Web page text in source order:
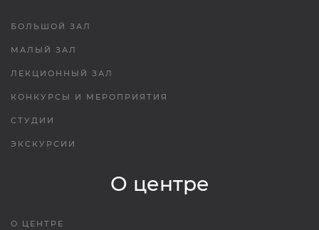
БОЛЬШОЙ ЗАЛ
МАЛЫЙ ЗАЛ
ЛЕКЦИОННЫЙ ЗАЛ
КОНКУРСЫ И МЕРОПРИЯТИЯ
СТУДИИ
ЭКСКУРСИИ
О центре
О ЦЕНТРЕ